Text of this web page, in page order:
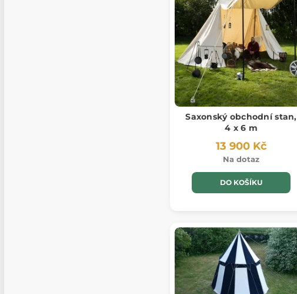
Saxonský obchodní stan,
4 x 6 m
13 900 Kč
Na dotaz
DO KOŠÍKU